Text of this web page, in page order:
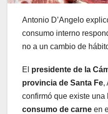
Antonio D’Angelo
consumo interno
no a un cambio de
El presidente de la
provincia de Santa Fe,
confirmó que existe una
consumo de carne en